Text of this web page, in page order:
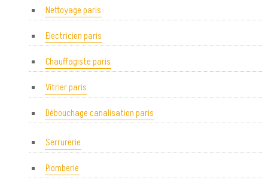
Nettoyage paris
Electricien paris
Chauffagiste paris
Vitrier paris
Débouchage canalisation paris
Serrurerie
Plomberie